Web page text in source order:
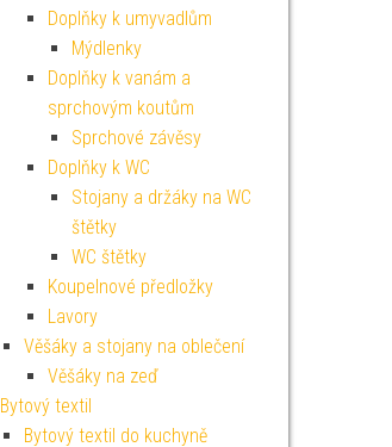
Doplňky k umyvadlům
Mýdlenky
Doplňky k vanám a
sprchovým koutům
Sprchové závěsy
Doplňky k WC
Stojany a držáky na WC
štětky
WC štětky
Koupelnové předložky
Lavory
Věšáky a stojany na oblečení
Věšáky na zeď
Bytový textil
Bytový textil do kuchyně